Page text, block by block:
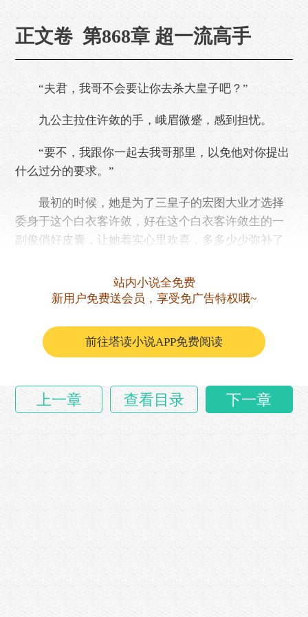
正文卷 第868章 超一流高手
“夫君，我哥不会要让你去杀大皇子吧？”
九公主拉住许敛的手，峨眉微蹙，感到担忧。
“要不，我跟你一起去我哥那里，以免他对你提出
什么过分的要求。”
最初的时候，她是为了三皇子的宏图大业才选择
委身于这个白衣客许敛，好在这个白衣客许敛生的一
副俊俏好皮囊，让她着实心里欢喜，多多少少弥补了
可是一……
站内小说全免费
新用户免费送会员，享受免广告特权哦~
前往塔读小说APP免费阅读
上一章 查看目录 下一章